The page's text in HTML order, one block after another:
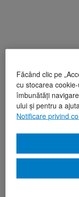
Făcând clic pe
cu stocarea
îmbunătăți
ului și pentru a
Notificare privind